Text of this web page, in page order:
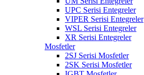
UPC Serisi Entegreler
VIPER Serisi Entegreler
WSL Serisi Entegreler
XR Serisi Entegreler
Mosfetler
2SJ Serisi Mosfetler
2SK Serisi Mosfetler